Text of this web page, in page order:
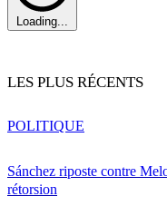
Loading...
LES PLUS RÉCENTS
Sánchez riposte contre
rétorsion
POLITIQUE